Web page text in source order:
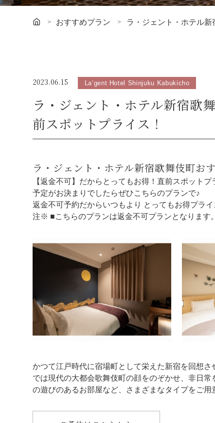
おすすめプラン ラ・ジェント・ホテル新
2023.06.15 La’gent Hotel Shinjuku Kabukicho
ラ・ジェント・ホテル新宿歌
前スポットプライス！
ラ・ジェント・ホテル新宿歌舞伎町お
【返金不可】だからとってもお得！直前スポットプ
予定がお決まりでしたらぜひこちらのプランで♪
返金不可予約だからいつもより とってもお得プラ
注※ ■こちらのプランは返金不可プランとなります。
かつて江戸時代に宿場町として栄えた新宿を回想
では現代の大都会歌舞伎町の顔をのぞかせ、非日
の遊びのあるお部屋など、さまざまなタイプをご用